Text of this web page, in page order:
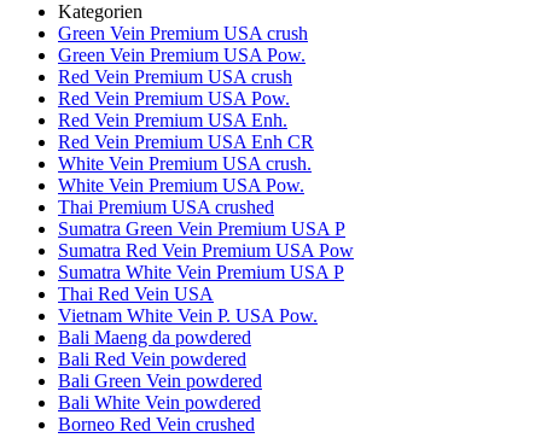
Kategorien
Green Vein Premium USA crush
Green Vein Premium USA Pow.
Red Vein Premium USA crush
Red Vein Premium USA Pow.
Red Vein Premium USA Enh.
Red Vein Premium USA Enh CR
White Vein Premium USA crush.
White Vein Premium USA Pow.
Thai Premium USA crushed
Sumatra Green Vein Premium USA P
Sumatra Red Vein Premium USA Pow
Sumatra White Vein Premium USA P
Thai Red Vein USA
Vietnam White Vein P. USA Pow.
Bali Maeng da powdered
Bali Red Vein powdered
Bali Green Vein powdered
Bali White Vein powdered
Borneo Red Vein crushed